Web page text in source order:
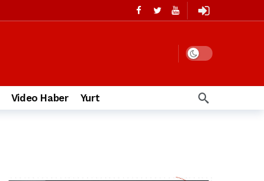
Video Haber Yurt